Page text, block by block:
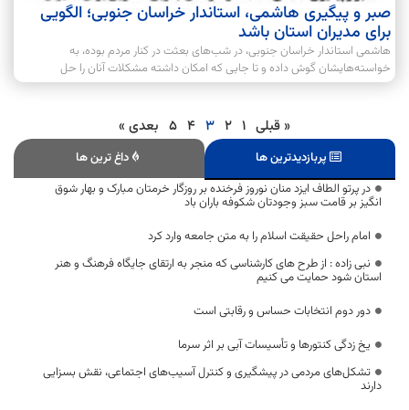
صبر و پیگیری هاشمی، استاندار خراسان جنوبی؛ الگویی
برای مدیران استان باشد
هاشمی استاندار خراسان جنوبی، در شب‌های بعثت در کنار مردم بوده، به
خواسته‌هایشان گوش داده و تا جایی که امکان داشته مشکلات آنان را حل
« قبلی 1
2
3
4
5 بعدی »
پربازدیدترین ها
داغ ترین ها
در پرتو الطاف ایزد منان نوروز فرخنده بر روزگار خرمتان مبارک و بهار شوق
انگیز بر قامت سبز وجودتان شکوفه باران باد
امام راحل حقیقت اسلام را به متن جامعه وارد کرد
نبی زاده : از طرح های کارشناسی که منجر به ارتقای جایگاه فرهنگ و هنر
استان شود حمایت می کنیم
دور دوم انتخابات حساس و رقابتی است
یخ زدگی کنتورها و تأسیسات آبی بر اثر سرما
تشکل‌های مردمی در پیشگیری و کنترل آسیب‌های اجتماعی، نقش بسزایی
دارند